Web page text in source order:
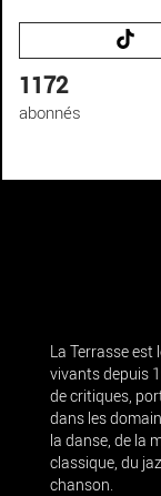
1172
abonnés
La Terrasse
vivants depuis
de critiques,
dans les
la danse, de la
classique, du
chanson.